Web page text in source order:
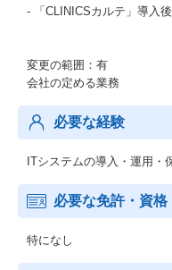
- 「CLINICSカルテ」導入
変更の範囲：有
会社の定める業務
必要な経験
ITシステムの導入・運用・
必要な免許・資格
特になし